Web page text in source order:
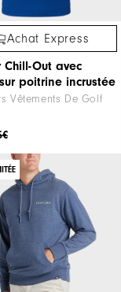
Achat Express
Chill-Out avec
poitrine incrustée
Vêtements De Golf